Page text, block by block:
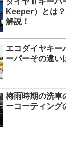
EXキーパーと
ある？他のキー
違いを徹底解説
ダイヤⅡキー
Keeper）とは
エコダイヤキー
ーパーその違い